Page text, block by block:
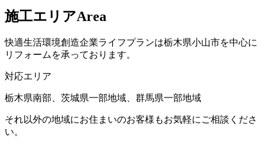
施工エリアArea
快適生活環境創造企業ライフプランは栃木県小山市を中心に
リフォームを承っております。
対応エリア
栃木県南部、茨城県一部地域、群馬県一部地域
それ以外の地域にお住まいのお客様もお気軽にご相談くださ
い。